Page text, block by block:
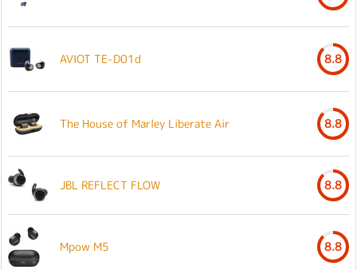
AVIOT TE-D01d 8.8
The House of Marley Liberate Air 8.8
JBL REFLECT FLOW 8.8
Mpow M5 8.8